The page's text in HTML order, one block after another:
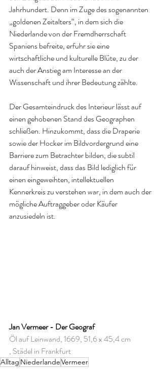
Jahrhundert. Denn im Zuge des sogenannten
„goldenen Zeitalters“, in dem sich die
Niederlande von der Fremdherrschaft
Spaniens befreite, erfuhr sie eine
wirtschaftliche und kulturelle Blüte, zu der
auch der Anstieg am Interesse an der
Wissenschaft und ihrer Bedeutung zählte.
Der Gesamteindruck des Interieur lässt auf
einen gehobenen Stand des Geographen
schließen. Hinzukommt, dass die Draperie
sowie der Hocker im Bildvordergrund eine
Barriere zum Betrachter bilden, die subtil
darauf hinweist, dass das Bild lediglich für
einen eingeweihten, intellektuellen
Kennerkreis zu verstehen war, in dem auch der
mögliche Auftraggeber oder Käufer
anzusiedeln ist.
Jan Vermeer - Der Geograf
Öl auf Leinwand, 1669, 51,6 x 45,4 cm
, Städel in Frankfurt
Alltag NiederlandeVermeer